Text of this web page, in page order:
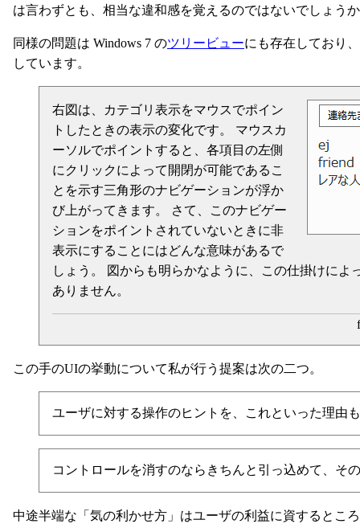
は言わずとも、相当な違和感を覚えるのではないでしょう
同様の問題は Windows 7 のツリービューにも存在しており
しています。
右図は、カテゴリ表示をマウスでポイン
トしたときの表示の変化です。 マウスカ
ーソルでポイントすると、各項目の左側
にクリックによって開閉が可能であるこ
とを示す三角形のナビゲーションが浮か
び上がってきます。 さて、このナビゲー
ションをポイントされていないときに非
表示にすることにはどんな意味があるで
しょう。 図からも明らかなように、この仕掛けに
ありません。
この手のUIの挙動について私が行う提案は次の二つ。
ユーザに対する操作のヒントを、これといった理由
コントロールを消すのならきちんと引っ込めて、そ
中途半端な「気の利かせ方」はユーザの利益に資するとこ